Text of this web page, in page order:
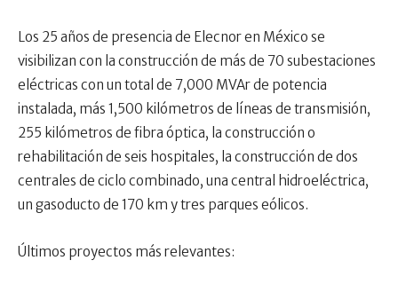
Los 25 años de presencia de Elecnor en México se
visibilizan con la construcción de más de 70 subestaciones
eléctricas con un total de 7,000 MVAr de potencia
instalada, más 1,500 kilómetros de líneas de transmisión,
255 kilómetros de fibra óptica, la construcción o
rehabilitación de seis hospitales, la construcción de dos
centrales de ciclo combinado, una central hidroeléctrica,
un gasoducto de 170 km y tres parques eólicos.
Últimos proyectos más relevantes: